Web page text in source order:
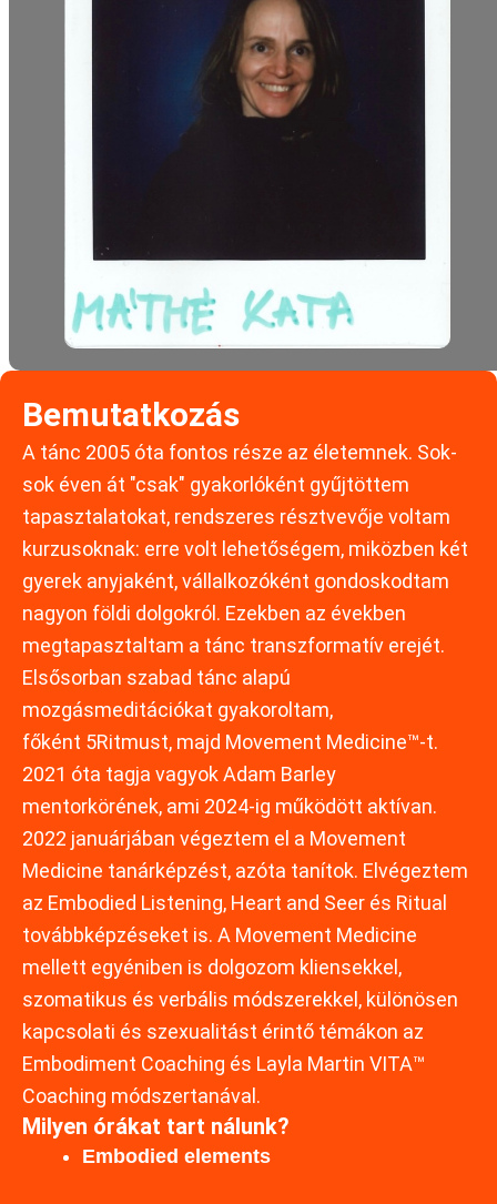
Bemutatkozás
A tánc 2005 óta fontos része az életemnek. Sok-
sok éven át "csak" gyakorlóként gyűjtöttem
tapasztalatokat, rendszeres résztvevője voltam
kurzusoknak: erre volt lehetőségem, miközben két
gyerek anyjaként, vállalkozóként gondoskodtam
nagyon földi dolgokról. Ezekben az években
megtapasztaltam a tánc transzformatív erejét.
Elsősorban szabad tánc alapú
mozgásmeditációkat gyakoroltam,
főként 5Ritmust, majd Movement Medicine™-t.
2021 óta tagja vagyok Adam Barley
mentorkörének, ami 2024-ig működött aktívan.
2022 januárjában végeztem el a Movement
Medicine tanárképzést, azóta tanítok. Elvégeztem
az Embodied Listening, Heart and Seer és Ritual
továbbképzéseket is. A Movement Medicine
mellett egyéniben is dolgozom kliensekkel,
szomatikus és verbális módszerekkel, különösen
kapcsolati és szexualitást érintő témákon az
Embodiment Coaching és Layla Martin VITA™
Coaching módszertanával.
Milyen órákat tart nálunk?
Embodied elements